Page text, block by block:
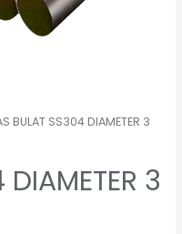
BULAT SS304 DIAMETER 3
3